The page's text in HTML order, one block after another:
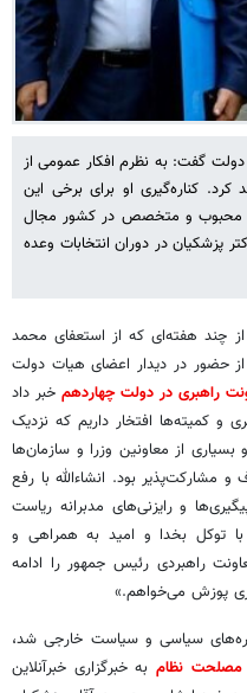
گفت: به نظرم افکار عمومی از
کناره‌گیری او برای برخی این
محبوب و متخصص در کشور مجال
پزشکیان در دوران انتخابات وعده
از چند هفته‌ای که از استعفای محمد
حضور در دیدار اعضای هیات دولت
راهبری در دولت چهاردهمخبر داد
و کمیته‌ها افتخار داریم که نزدیک
بسیاری از معاونین وزرا و سازمان‌ها
مشارکت‌پذیر بود. انشاءالله با رفع
و رایزنی‌های مدبرانه ریاست
توکل بخدا و امید به همراهی و
راهبردی رئیس جمهور را ادامه
پوزش می‌خواهم.»
سیاسی و سیاست خارجی شد،
نظام به خبرگزاری خبرآنلاین